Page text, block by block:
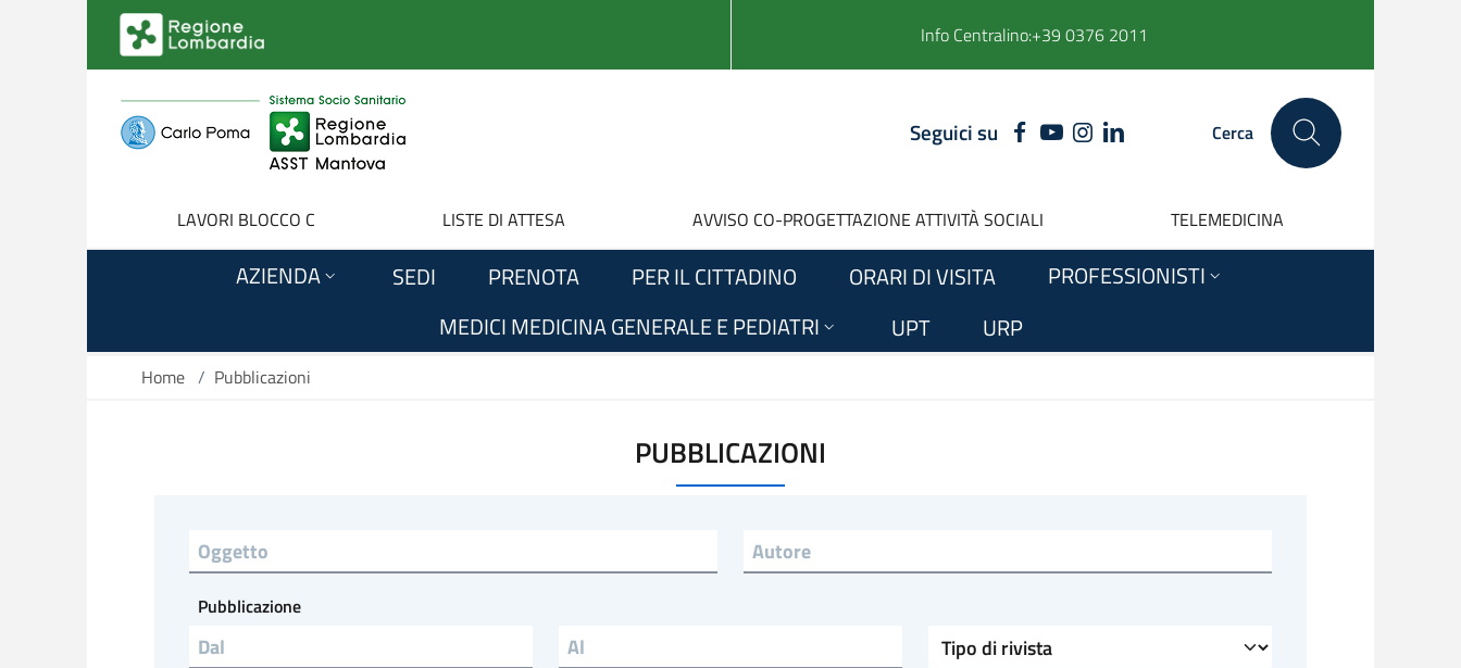
Salta al contenuto principale
Info Centralino:+39 0376 2011
Seguici suFACEBOOK
YOUTUBE
INSTAGRAM
LINKEDIN Cerca
LAVORI BLOCCO C LISTE DI ATTESA AVVISO CO-PROGETTAZIONE ATTIVITÀ SOCIALI TELEMEDICINA
AZIENDA SEDI PRENOTA PER IL CITTADINO ORARI DI VISITA
PROFESSIONISTI
MEDICI MEDICINA GENERALE E PEDIATRI
UPT URP
Home / Pubblicazioni
PUBBLICAZIONI
Titolo Autore (field_autore)
Pubblicazione
Tipo di rivista